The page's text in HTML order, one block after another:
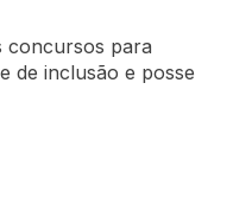
concursos para
de inclusão e posse